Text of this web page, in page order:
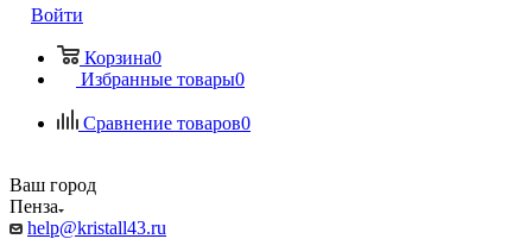
Войти
Корзина0
Избранные товары0
Сравнение товаров0
Ваш город
Пенза
help@kristall43.ru